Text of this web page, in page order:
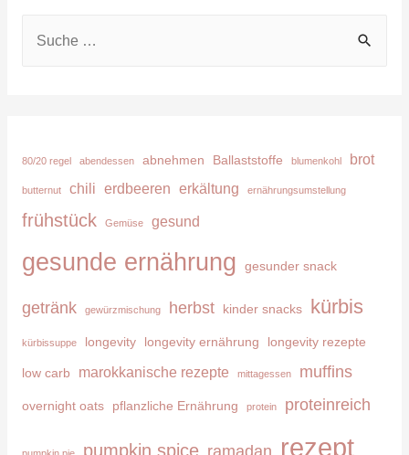
n
n
a
c
:
80/20 regel abendessen abnehmen Ballaststoffe blumenkohl brot
butternut chili erdbeeren erkältung ernährungsumstellung
frühstück Gemüse gesund
gesunde ernährung gesunder snack
getränk gewürzmischung herbst kinder snacks kürbis
kürbissuppe longevity longevity ernährung longevity rezepte
low carb marokkanische rezepte mittagessen muffins
overnight oats pflanzliche Ernährung protein proteinreich
pumpkin spice ramadan rezept